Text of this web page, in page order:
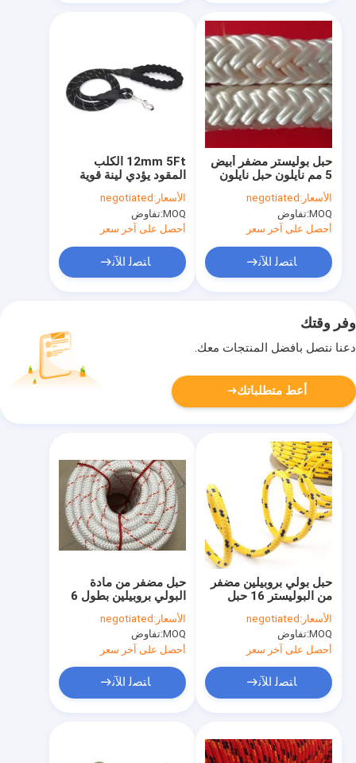
12mm 5Ft الكلب
المقود يؤدي لينة قوية
حبل نايلون عاكس
الأسعار: negotiated
MOQ: تفاوض
أحصل على آخر سعر
ﺎﺘﺼﻟ ﺍﻶﻧ
حبل بوليستر مضفر أبيض
5 مم نايلون حبل نايلون
مضفر رقيق
الأسعار: negotiated
MOQ: تفاوض
أحصل على آخر سعر
ﺎﺘﺼﻟ ﺍﻶﻧ
وفر وقتك
دعنا نتصل بأفضل المنتجات معك.
أعط متطلباتك
حبل مضفر من مادة
البولي بروبيلين بطول 6
للتخييم والتسلق
الأسعار: negotiated
MOQ: تفاوض
أحصل على آخر سعر
ﺎﺘﺼﻟ ﺍﻶﻧ
حبل بولي بروبيلين مضفر
من البوليستر 16 حبل
للتسلق
الأسعار: negotiated
MOQ: تفاوض
أحصل على آخر سعر
ﺎﺘﺼﻟ ﺍﻶﻧ